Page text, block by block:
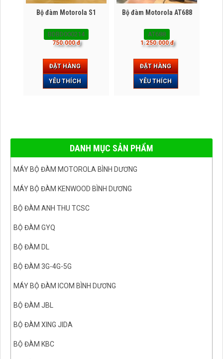
Bộ đàm Motorola S1
BDBD000214
750.000 đ
ĐẶT HÀNG
YÊU THÍCH
Bộ đàm Motorola AT688
AT688
1.250.000 đ
ĐẶT HÀNG
YÊU THÍCH
DANH MỤC SẢN PHẨM
MÁY BỘ ĐÀM MOTOROLA BÌNH DƯƠNG
MÁY BỘ ĐÀM KENWOOD BÌNH DƯƠNG
BỘ ĐÀM ANH THU TCSC
BỘ ĐÀM GYQ
BỘ ĐÀM DL
BỘ ĐÀM 3G-4G-5G
MÁY BỘ ĐÀM ICOM BÌNH DƯƠNG
BỘ ĐÀM JBL
BỘ ĐÀM XING JIDA
BỘ ĐÀM KBC